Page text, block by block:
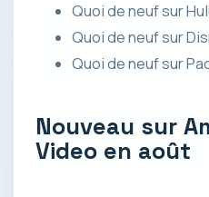
Quoi de neuf sur
Quoi de neuf sur
Quoi de neuf sur
Nouveau sur
Video en août